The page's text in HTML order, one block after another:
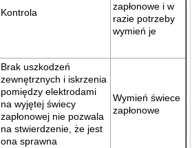
Kontrola
zapłonowe i w
razie potrzeby
wymień je
Brak uszkodzeń
zewnętrznych i iskrzenia
pomiędzy elektrodami
na wyjętej świecy
zapłonowej nie pozwala
na stwierdzenie, że jest
ona sprawna
Wymień świece
zapłonowe